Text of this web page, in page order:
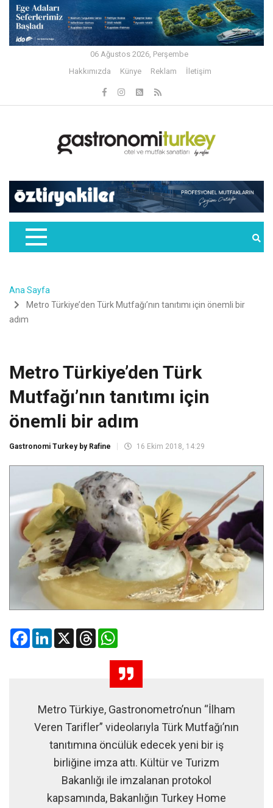
06 Ağustos 2026, Perşembe
Hakkımızda
Künye Reklam İletişim
Ana Sayfa
Metro Türkiye’den Türk Mutfağı’nın tanıtımı için önemli bir
adım
Metro Türkiye’den Türk
Mutfağı’nın tanıtımı için
önemli bir adım
Gastronomi Turkey by Rafine 16 Ekim 2018, 14:29
FacebookLinkedIn
X Threads
Metro Türkiye, Gastronometro’nun “İlham
Veren Tarifler” videolarıyla Türk Mutfağı’nın
tanıtımına öncülük edecek yeni bir iş
birliğine imza attı. Kültür ve Turizm
Bakanlığı ile imzalanan protokol
kapsamında, Bakanlığın Turkey Home